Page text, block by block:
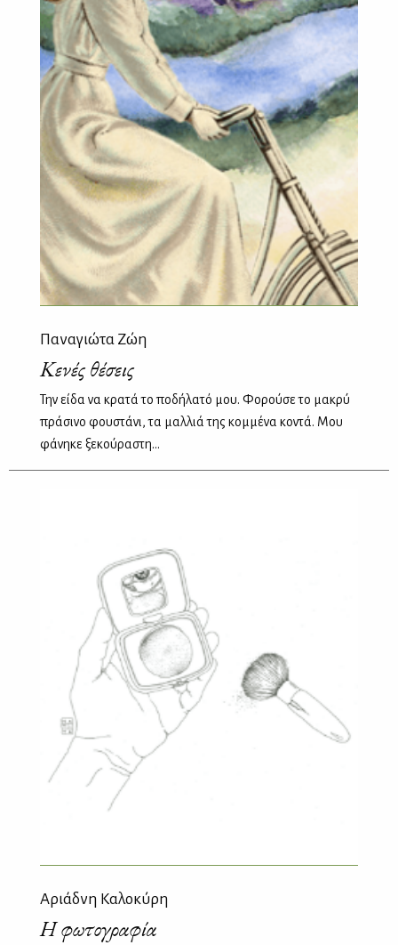
Παναγιώτα Ζώη
Κενές θέσεις
Την είδα να κρατά το ποδήλατό μου. Φορούσε το μακρύ
πράσινο φουστάνι, τα μαλλιά της κομμένα κοντά. Μου
φάνηκε ξεκούραστη...
Αριάδνη Καλοκύρη
Η φωτογραφία